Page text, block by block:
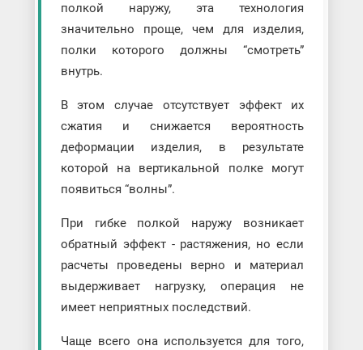
полкой наружу, эта технология
значительно проще, чем для изделия,
полки которого должны “смотреть”
внутрь.
В этом случае отсутствует эффект их
сжатия и снижается вероятность
деформации изделия, в результате
которой на вертикальной полке могут
появиться “волны”.
При гибке полкой наружу возникает
обратный эффект - растяжения, но если
расчеты проведены верно и материал
выдерживает нагрузку, операция не
имеет неприятных последствий.
Чаще всего она используется для того,